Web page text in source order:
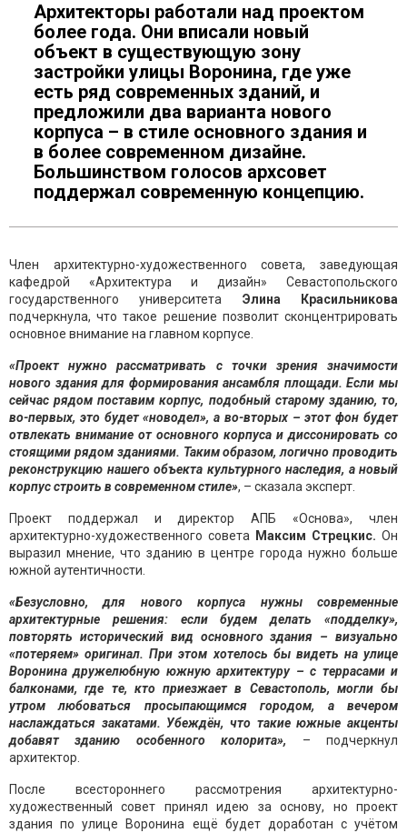
Архитекторы работали над проектом
более года. Они вписали новый
объект в существующую зону
застройки улицы Воронина, где уже
есть ряд современных зданий, и
предложили два варианта нового
корпуса – в стиле основного здания и
в более современном дизайне.
Большинством голосов архсовет
поддержал современную концепцию.
Член архитектурно-художественного совета, заведующая
кафедрой «Архитектура и дизайн» Севастопольского
государственного университета Элина Красильникова
подчеркнула, что такое решение позволит сконцентрировать
основное внимание на главном корпусе.
«Проект нужно рассматривать с точки зрения значимости
нового здания для формирования ансамбля площади. Если мы
сейчас рядом поставим корпус, подобный старому зданию, то,
во-первых, это будет «новодел», а во-вторых – этот фон будет
отвлекать внимание от основного корпуса и диссонировать со
стоящими рядом зданиями. Таким образом, логично проводить
реконструкцию нашего объекта культурного наследия, а новый
корпус строить в современном стиле», – сказала эксперт.
Проект поддержал и директор АПБ «Основа», член
архитектурно-художественного совета
Максим Стрецкис. Он
выразил мнение, что зданию в центре города нужно больше
южной аутентичности.
«Безусловно, для нового корпуса нужны современные
архитектурные решения: если будем делать «подделку»,
повторять исторический вид основного здания – визуально
«потеряем» оригинал. При этом хотелось бы видеть на улице
Воронина дружелюбную южную архитектуру – с террасами и
балконами, где те, кто приезжает в Севастополь, могли бы
утром любоваться просыпающимся городом, а вечером
наслаждаться закатами. Убеждён, что такие южные акценты
добавят зданию особенного колорита», – подчеркнул
архитектор.
После всестороннего рассмотрения архитектурно-
художественный совет принял идею за основу, но проект
здания по улице Воронина ещё будет доработан с учётом